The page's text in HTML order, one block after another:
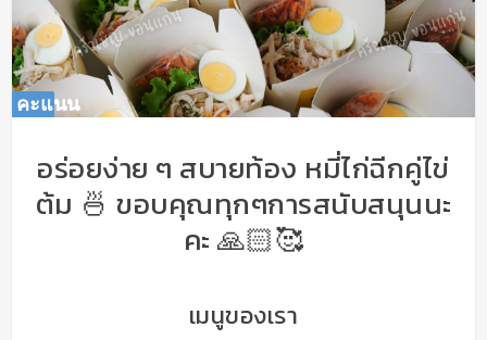
คะแนน
%
คะแนน
%
อร่อยง่าย ๆ สบายท้อง หมี่ไก่ฉีกคู่ไข่
ต้ม 🍜 ขอบคุณทุกๆการสนับสนุนนะ
คะ 🙏🏻🥰
เมนูของเรา